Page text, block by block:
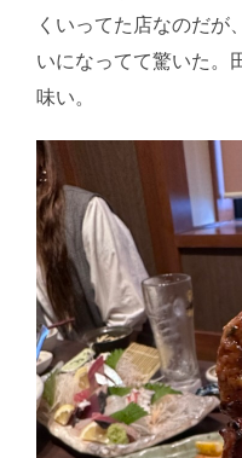
くいってた店なのだが
いになってて驚いた。
味い。